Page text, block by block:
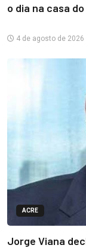
o dia na casa
4 de agosto de 2026
ACRE
Jorge Viana